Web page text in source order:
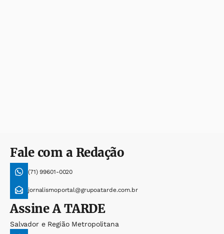
Fale com a Redação
(71) 99601-0020
jornalismoportal@grupoatarde.com.br
AssineA TARDE
Salvador e Região Metropolitana